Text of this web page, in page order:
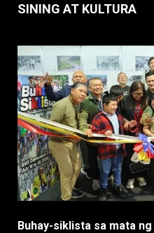
SINING AT KULTURA
Buhay-siklista sa mata